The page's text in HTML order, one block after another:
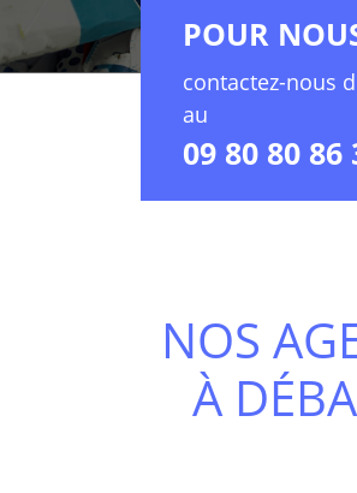
POUR
contactez-nous
au
09 80 80 86
NOS
À